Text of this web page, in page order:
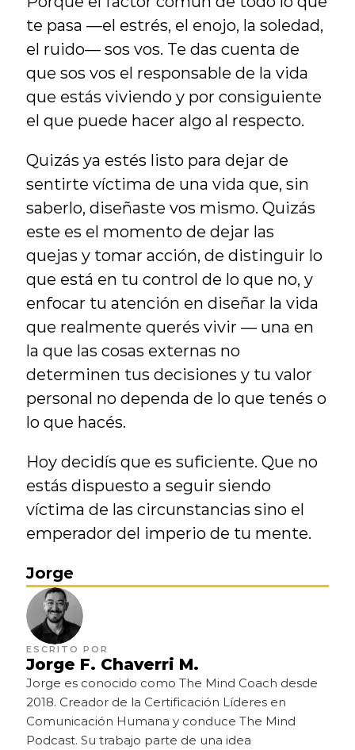
te pasa —el estrés, el enojo, la soledad,
el ruido— sos vos. Te das cuenta de
que sos vos el responsable de la vida
que estás viviendo y por consiguiente
el que puede hacer algo al respecto.
Quizás ya estés listo para dejar de
sentirte víctima de una vida que, sin
saberlo, diseñaste vos mismo. Quizás
este es el momento de dejar las
quejas y tomar acción, de distinguir lo
que está en tu control de lo que no, y
enfocar tu atención en diseñar la vida
que realmente querés vivir — una en
la que las cosas externas no
determinen tus decisiones y tu valor
personal no dependa de lo que tenés o
lo que hacés.
Hoy decidís que es suficiente. Que no
estás dispuesto a seguir siendo
víctima de las circunstancias sino el
emperador del imperio de tu mente.
Jorge
ESCRITO POR
Jorge F. Chaverri M.
Jorge es conocido como The Mind Coach desde
2018. Creador de la Certificación Líderes en
Comunicación Humana y conduce The Mind
Podcast. Su trabajo parte de una idea